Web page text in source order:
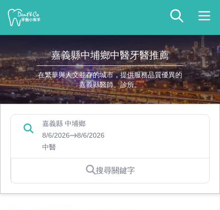
嘉義縣中埔鄉中醫牙醫推薦
在繁華與人文並存的城市，提供服務品質優異的
嘉義縣醫師、診所。
嘉義縣 中埔鄉
8/6/2026
8/6/2026
中醫
搜尋關鍵字